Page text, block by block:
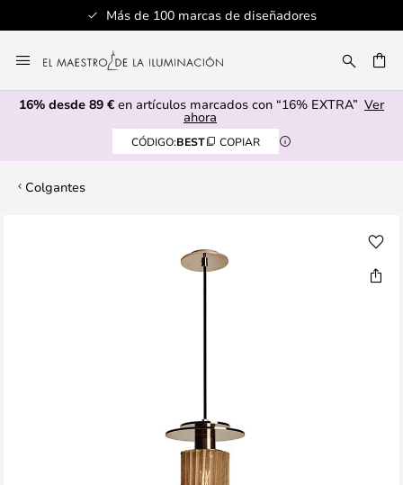
Más de 100 marcas de diseñadores
al
contenido
16% desde 89 € en artículos marcados con “16% EXTRA” Ver
ahora
CÓDIGO:BEST COPIAR
Colgantes